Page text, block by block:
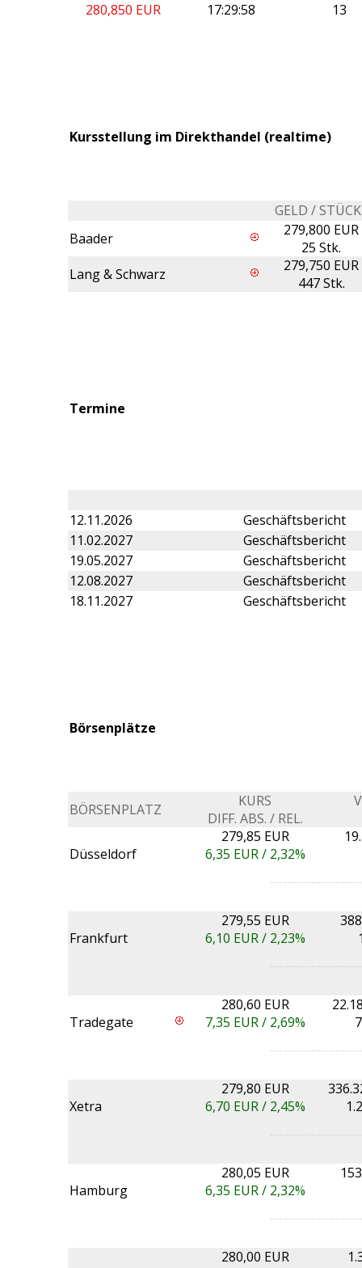
280,850 EUR
17:29:58 13
Kursstellung im Direkthandel (realtime)
GELD /
Baader
279,800 EUR
25 Stk.
Lang & Schwarz
279,750 EUR
447 Stk.
Termine
12.11.2026
Geschäftsbericht
11.02.2027
Geschäftsbericht
19.05.2027
Geschäftsbericht
12.08.2027
Geschäftsbericht
18.11.2027
Geschäftsbericht
Börsenplätze
BÖRSENPLATZ
KURS
DIFF. ABS. / REL.
Düsseldorf
279,85 EUR
6,35 EUR / 2,32%
Frankfurt
279,55 EUR
6,10 EUR / 2,23%
Tradegate
280,60 EUR
7,35 EUR / 2,69%
Xetra
279,80 EUR
6,70 EUR / 2,45%
Hamburg
280,05 EUR
6,35 EUR / 2,32%
280,00 EUR